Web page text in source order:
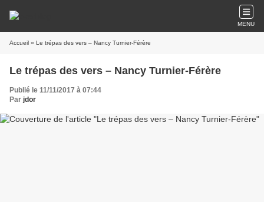
MENU
Accueil » Le trépas des vers – Nancy Turnier-Férère
Le trépas des vers – Nancy Turnier-Férère
Publié le 11/11/2017 à 07:44
Par jdor